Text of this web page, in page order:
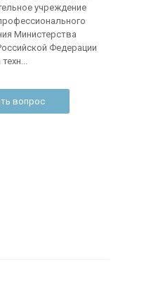
учреждение
Министерства
Федерации
вопрос